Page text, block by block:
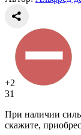
+2
31
При наличии
скажите,